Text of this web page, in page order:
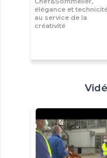
élégance et
au service de la
créativité